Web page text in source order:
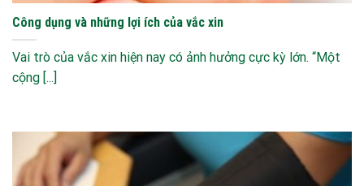
Công dụng và những lợi ích của vắc xin
Vai trò của vắc xin hiện nay có ảnh hưởng cực kỳ lớn. “Một
cộng [...]